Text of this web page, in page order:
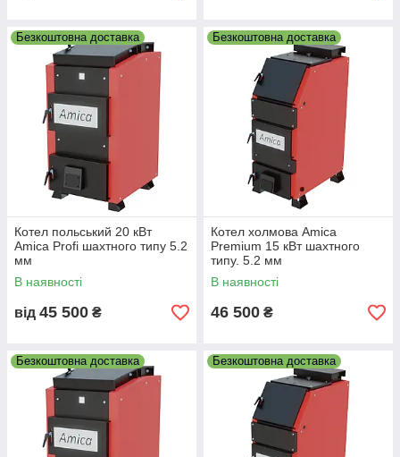
Безкоштовна доставка
Котел польський 20 кВт
Amica Profi шахтного типу 5.2
мм
В наявності
від 45 500 ₴
Безкоштовна доставка
Котел холмова Amica
Premium 15 кВт шахтного
типу. 5.2 мм
В наявності
46 500 ₴
Безкоштовна доставка Безкоштовна доставка